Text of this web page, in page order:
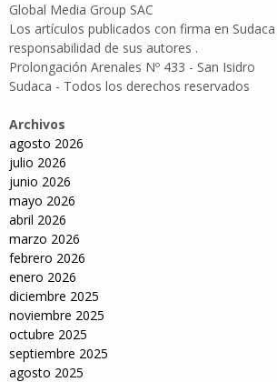
Global Media Group SAC
Los artículos publicados con firma en
responsabilidad de sus autores .
Prolongación Arenales Nº 433 - San Isidro
Sudaca - Todos los derechos reservados
Archivos
agosto 2026
julio 2026
junio 2026
mayo 2026
abril 2026
marzo 2026
febrero 2026
enero 2026
diciembre 2025
noviembre 2025
octubre 2025
septiembre 2025
agosto 2025